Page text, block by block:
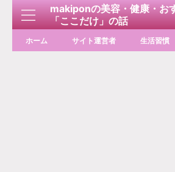
makiponの美容・健康・お
「ここだけ」の話
ホーム サイト運営者 生活習慣